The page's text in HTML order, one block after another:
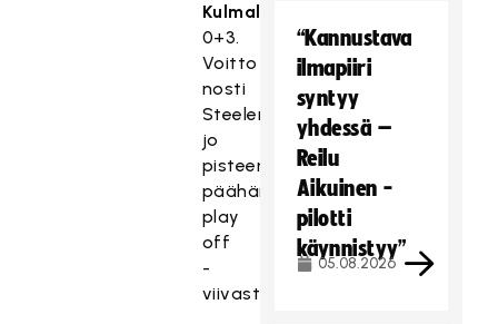
Kulmala
0+3.
Voitto
nosti
Steelersin
jo
pisteen
päähän
play
off
-
viivasta.
“Kannustava
ilmapiiri
syntyy
yhdessä –
Reilu
Aikuinen -
pilotti
käynnistyy”
05.08.2026